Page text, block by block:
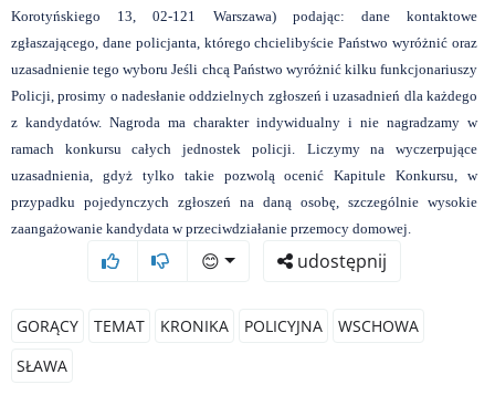
Korotyńskiego 13, 02-121 Warszawa) podając: dane kontaktowe
zgłaszającego, dane policjanta, którego chcielibyście Państwo wyróżnić oraz
uzasadnienie tego wyboruJeśli chcą Państwo wyróżnić kilku funkcjonariuszy
Policji, prosimy o nadesłanie oddzielnych zgłoszeń i uzasadnień dla każdego
z kandydatów. Nagroda ma charakter indywidualny i nie nagradzamy w
ramach konkursu całych jednostek policji.
Liczymy na wyczerpujące
uzasadnienia, gdyż tylko takie pozwolą ocenić Kapitule Konkursu, w
przypadku pojedynczych zgłoszeń na daną osobę, szczególnie wysokie
zaangażowanie kandydata w przeciwdziałanie przemocy domowej.
😊 udostępnij
GORĄCY TEMAT KRONIKA POLICYJNA
WSCHOWA
SŁAWA